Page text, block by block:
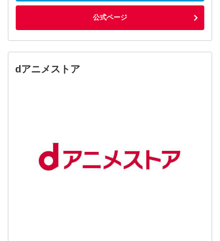
公式ページ
dアニメストア